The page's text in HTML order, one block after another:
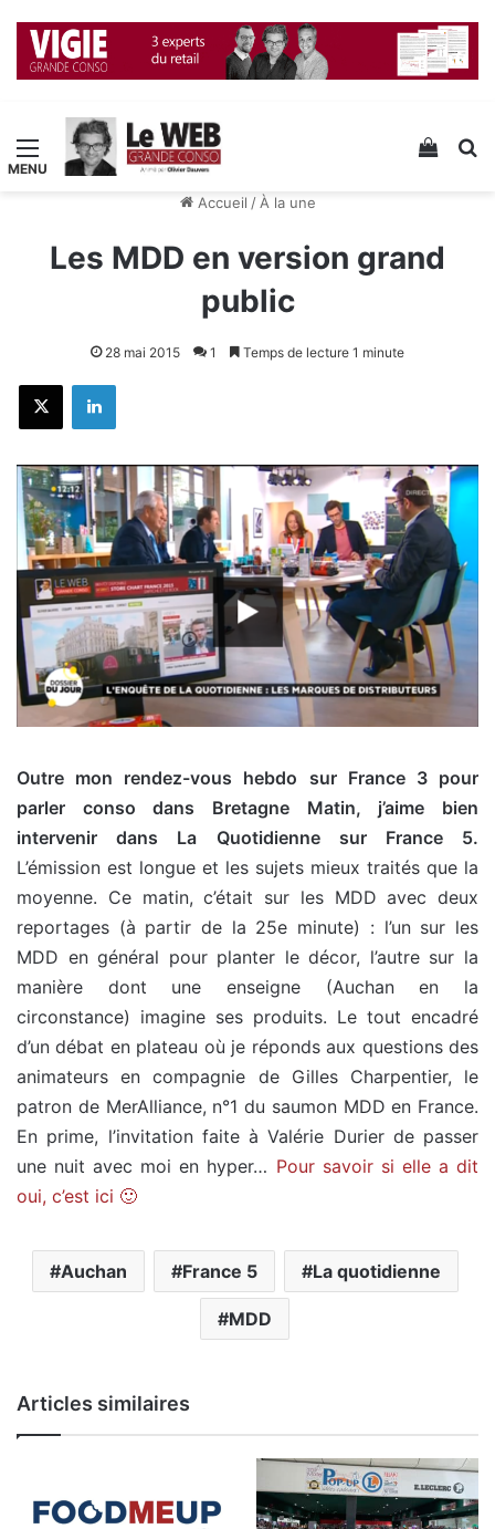
Menu Voir
Accueil / À la une
Les MDD en version grand
public
28 mai 2015 1 Temps de lecture 1 minute
X Linkedin
Outre mon rendez-vous hebdo sur France 3 pour
parler conso dans Bretagne Matin, j’aime bien
intervenir dans La Quotidienne sur France 5.
L’émission est longue et les sujets mieux traités que la
moyenne. Ce matin, c’était sur les MDD avec deux
reportages (à partir de la 25e minute) : l’un sur les
MDD en général pour planter le décor, l’autre sur la
manière dont une enseigne (Auchan en la
circonstance) imagine ses produits. Le tout encadré
d’un débat en plateau où je réponds aux questions des
animateurs en compagnie de Gilles Charpentier, le
patron de MerAlliance, n°1 du saumon MDD en France.
En prime, l’invitation faite à Valérie Durier de passer
une nuit avec moi en hyper… Pour savoir si elle a dit
oui, c’est ici 🙂
Auchan France 5 La quotidienne
MDD
Articles similaires